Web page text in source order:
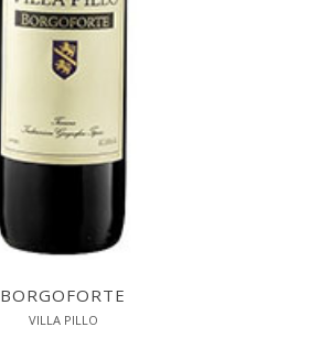
BORGOFORTE
VILLA PILLO